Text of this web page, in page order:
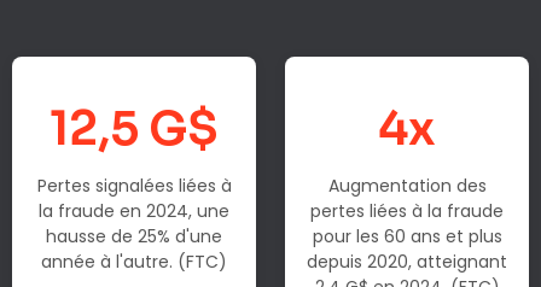
12,5 G$
Pertes signalées liées à
la fraude en 2024, une
hausse de 25% d'une
année à l'autre. (FTC)
4x
Augmentation des
pertes liées à la fraude
pour les 60 ans et plus
depuis 2020, atteignant